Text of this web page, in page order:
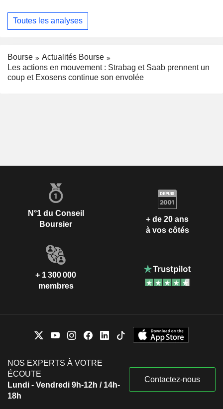
Toutes les analyses
Bourse
Actualités Bourse
Les actions en mouvement : Strabag et Saab prennent un
coup et Exosens continue son envolée
N°1 du Conseil
Boursier
+ de 20 ans
à vos côtés
+ 1 300 000
membres
NOS EXPERTS À VOTRE
ÉCOUTE
Lundi - Vendredi 9h-12h / 14h-
18h
Contactez-nous